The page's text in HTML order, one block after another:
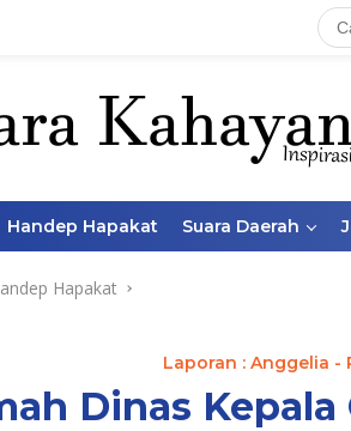
Handep Hapakat Suara Daerah
Hapakat
Laporan : Anggelia -
Dinas